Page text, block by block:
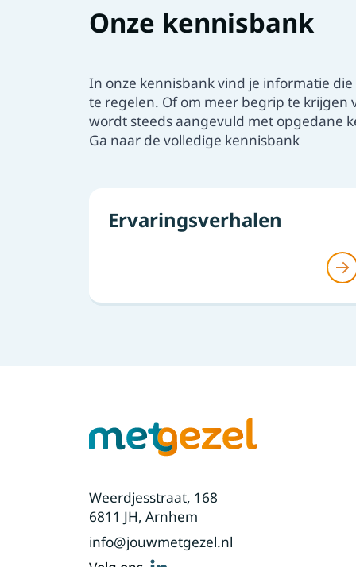
Onze kennisbank
In onze kennisbank vind je informatie
te regelen. Of om meer begrip te krijgen
wordt steeds aangevuld met opgedane
Ga naar de volledige kennisbank
Ervaringsverhalen
Weerdjesstraat, 168
6811 JH, Arnhem
info@jouwmetgezel.nl
linkedin